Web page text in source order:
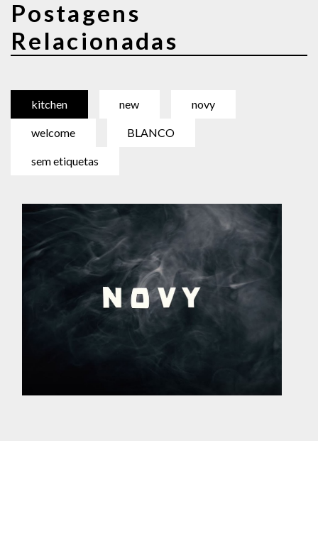
Postagens
Relacionadas
kitchen new novy
welcome BLANCO
sem etiquetas